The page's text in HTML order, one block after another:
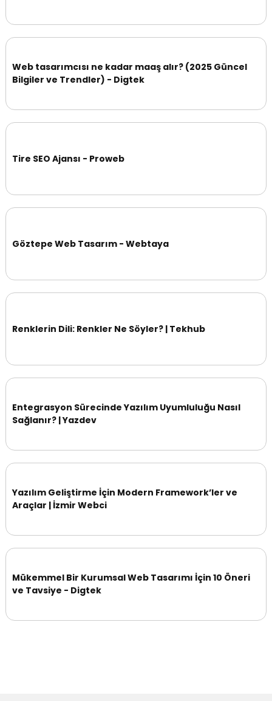
Web tasarımcısı ne kadar maaş alır? (2025 Güncel
Bilgiler ve Trendler) - Digtek
Tire SEO Ajansı - Proweb
Göztepe Web Tasarım - Webtaya
Renklerin Dili: Renkler Ne Söyler? | Tekhub
Entegrasyon Sürecinde Yazılım Uyumluluğu Nasıl
Sağlanır? | Yazdev
Yazılım Geliştirme İçin Modern Framework’ler ve
Araçlar | İzmir Webci
Mükemmel Bir Kurumsal Web Tasarımı İçin 10 Öneri
ve Tavsiye - Digtek